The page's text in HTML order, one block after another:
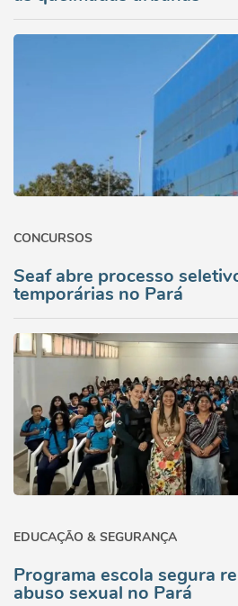
CONCURSOS
Seaf abre processo
temporárias no Pará
EDUCAÇÃO & SEGURANÇA
Programa escola segura
abuso sexual no Pará